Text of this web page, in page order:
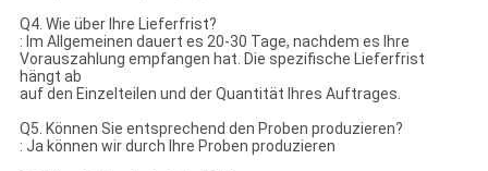
Q4. Wie über Ihre Lieferfrist?
: Im Allgemeinen dauert es 20-30 Tage, nachdem es Ihre
Vorauszahlung empfangen hat. Die spezifische Lieferfrist
hängt ab
auf den Einzelteilen und der Quantität Ihres Auftrages.
Q5. Können Sie entsprechend den Proben produzieren?
: Ja können wir durch Ihre Proben produzieren